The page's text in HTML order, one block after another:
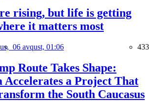
rising, but life is getting
it matters most
06 avqust, 01:06 433
Route Takes Shape:
Accelerates a Project That
the South Caucasus